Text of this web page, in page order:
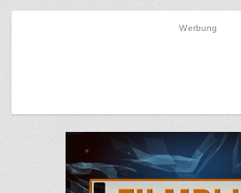
Werbung